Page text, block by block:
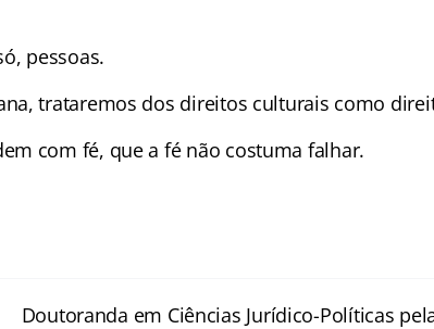
pessoas.
trataremos dos direitos culturais como
com fé, que a fé não costuma falhar.
Doutoranda em Ciências Jurídico-Políticas